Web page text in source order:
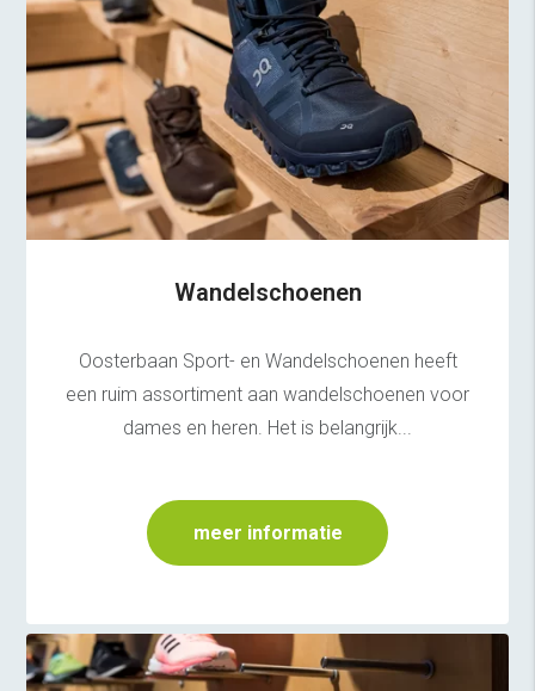
Wandelschoenen
Oosterbaan Sport- en Wandelschoenen heeft
een ruim assortiment aan wandelschoenen voor
dames en heren. Het is belangrijk...
meer informatie